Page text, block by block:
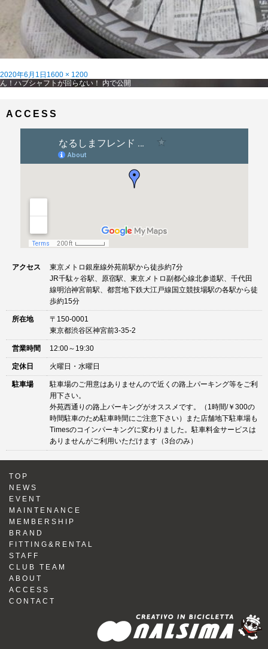
投
稿
2020年6月1日 フ
ル
1600 × 1200
投
ゲ
ん！ハブシャフトが回らない！ 内で公開
ACCESS
アクセス
東京メトロ銀座線外苑前駅から徒歩約7分
JR千駄ヶ谷駅、原宿駅、東京メトロ副都心線北参道駅、千代田
線明治神宮前駅、都営地下鉄大江戸線国立競技場駅の各駅から徒
歩約15分
所在地
〒150-0001
東京都渋谷区神宮前3-35-2
営業時間 12:00～19:30
定休日 火曜日・水曜日
駐車場
駐車場のご用意はありませんので近くの路上パーキング等をご利
用下さい。
外苑西通りの路上パーキングがオススメです。（1時間/￥300の
時間駐車のため駐車時間にご注意下さい）また店舗地下駐車場も
Timesのコインパーキングに変わりました。駐車料金サービスは
ありませんがご利用いただけます（3台のみ）
TOP
NEWS
EVENT
MAINTENANCE
MEMBERSHIP
BRAND
FITTING&RENTAL
STAFF
CLUB TEAM
ABOUT
ACCESS
CONTACT